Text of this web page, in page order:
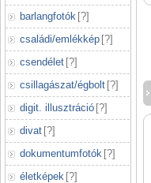
barlangfotók [?]
családi/emlékkép [?]
csendélet [?]
csillagászat/égbolt [?]
digit. illusztráció [?]
divat [?]
dokumentumfotók [?]
életképek [?]